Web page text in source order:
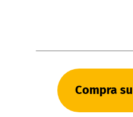
Compra su